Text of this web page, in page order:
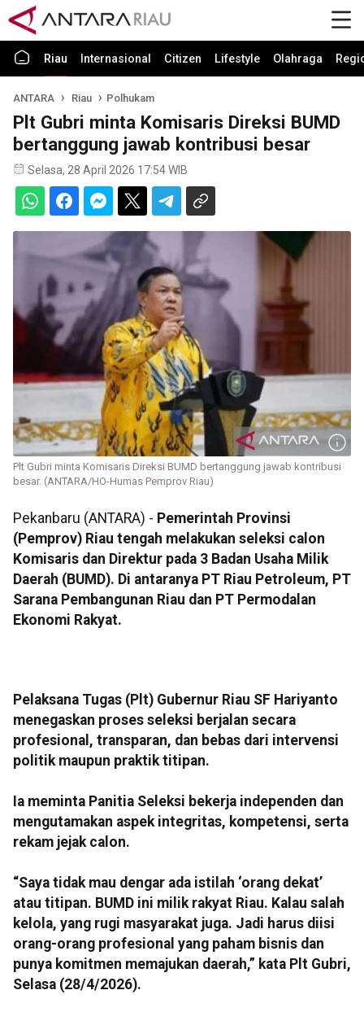
Riau Internasional Citizen Lifestyle Olahraga
ANTARA Riau Polhukam
Plt Gubri minta Komisaris Direksi BUMD
bertanggung jawab kontribusi besar
Selasa, 28 April 2026 17:54 WIB
Plt Gubri minta Komisaris Direksi BUMD bertanggung jawab kontribusi
besar. (ANTARA/HO-Humas Pemprov Riau)
Pekanbaru (ANTARA) - Pemerintah Provinsi
(Pemprov) Riau tengah melakukan seleksi calon
Komisaris dan Direktur pada 3 Badan Usaha Milik
Daerah (BUMD). Di antaranya PT Riau Petroleum, PT
Sarana Pembangunan Riau dan PT Permodalan
Ekonomi Rakyat.
Pelaksana Tugas (Plt) Gubernur Riau SF Hariyanto
menegaskan proses seleksi berjalan secara
profesional, transparan, dan bebas dari intervensi
politik maupun praktik titipan.
Ia meminta Panitia Seleksi bekerja independen dan
mengutamakan aspek integritas, kompetensi, serta
rekam jejak calon.
“Saya tidak mau dengar ada istilah ‘orang dekat’
atau titipan. BUMD ini milik rakyat Riau. Kalau salah
kelola, yang rugi masyarakat juga. Jadi harus diisi
orang-orang profesional yang paham bisnis dan
punya komitmen memajukan daerah,” kata Plt Gubri,
Selasa (28/4/2026).